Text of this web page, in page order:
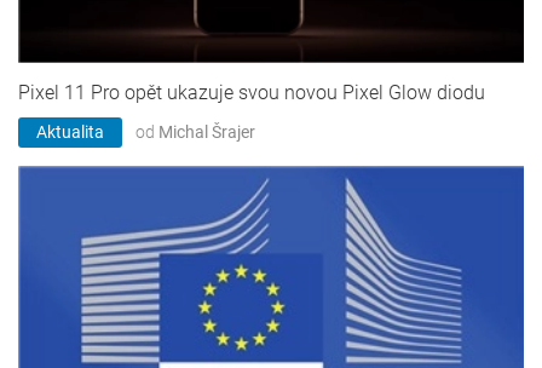
Pixel 11 Pro opět ukazuje svou novou Pixel Glow diodu
Aktualita od Michal Šrajer